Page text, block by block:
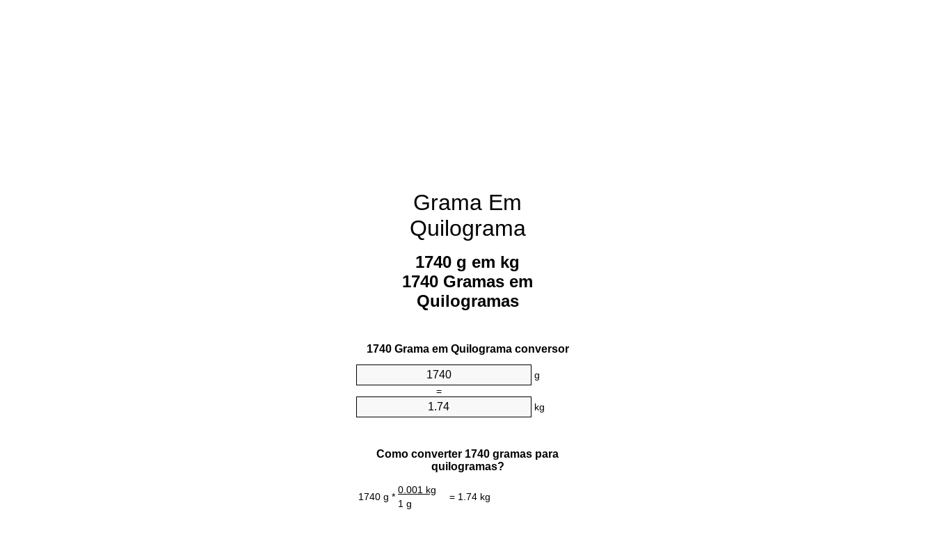
Grama Em
Quilograma
1740 g em kg
1740 Gramas em
Quilogramas
1740 Grama em Quilograma conversor
g
=
kg
Como converter 1740 gramas para
quilogramas?
1740 g *
0.001 kg
= 1.74 kg
1 g